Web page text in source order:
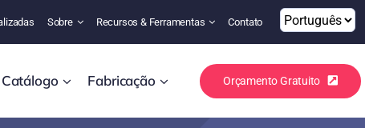
Sobre Recursos & Ferramentas Contato
Catálogo Fabricação Orçamento Gratuito